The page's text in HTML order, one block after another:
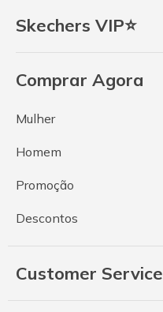
Skechers VIP⭐
Comprar Agora
Mulher
Homem
Promoção
Descontos
Customer Service